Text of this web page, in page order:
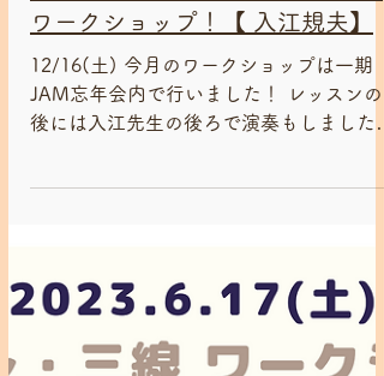
三線・ウクレレWS【入江 規夫】
2023/1-7・9・10・12月
WONTANARAで三線・ウクレレ
ワークショップ！【 入江規夫】
https://fb.me/e/7N3Bxflc8 9/16(土) FB
ベントページ...